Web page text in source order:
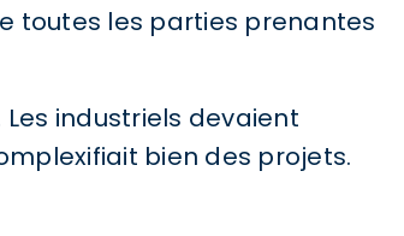
toutes les parties prenantes
industriels devaient
bien des projets.